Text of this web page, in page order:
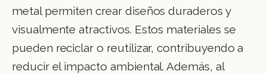
metal permiten crear diseños duraderos y
visualmente atractivos. Estos materiales se
pueden reciclar o reutilizar, contribuyendo a
reducir el impacto ambiental. Además, al